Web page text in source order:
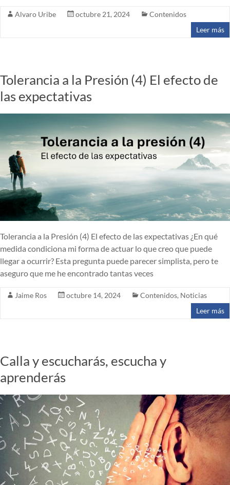
Alvaro Uribe octubre 21, 2024
Contenidos
Leer más
Tolerancia a la Presión (4) El efecto de
las expectativas
Tolerancia a la Presión (4) El efecto de las expectativas ¿En qué
medida condiciona mi forma de actuar lo que creo que puede
llegar a ocurrir? Esta pregunta puede parecer simplista, pero te
aseguro que me he encontrado tantas veces
Jaime Ros octubre 14, 2024 Contenidos, Noticias
Leer más
Calla y escucharás, escucha y
aprenderás